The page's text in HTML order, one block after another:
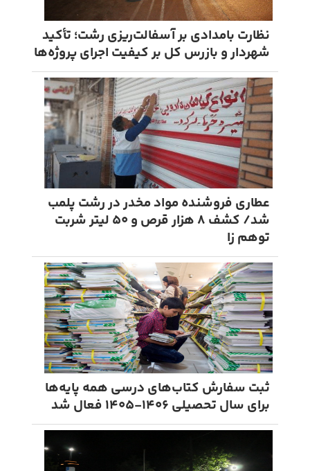
نظارت بامدادی بر آسفالت‌ریزی رشت؛ تأکید
شهردار و بازرس کل بر کیفیت اجرای پروژه‌ها
عطاری فروشنده مواد مخدر در رشت پلمب
شد/ کشف ۸ هزار قرص و ۵۰ لیتر شربت
توهم ‌زا
ثبت سفارش کتاب‌های درسی همه پایه‌ها
برای سال تحصیلی ۱۴۰۶-۱۴۰۵ فعال شد